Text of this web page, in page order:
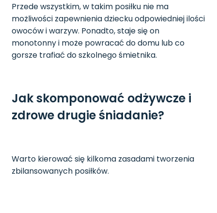
Przede wszystkim, w takim posiłku nie ma
możliwości zapewnienia dziecku odpowiedniej ilości
owoców i warzyw. Ponadto, staje się on
monotonny i może powracać do domu lub co
gorsze trafiać do szkolnego śmietnika.
Jak skomponować odżywcze i
zdrowe drugie śniadanie?
Warto kierować się kilkoma zasadami tworzenia
zbilansowanych posiłków.